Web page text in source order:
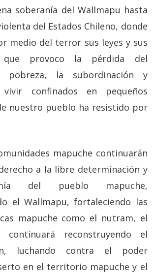
soberanía del Wallmapu hasta
del Estados Chileno, donde
medio del terror sus leyes y sus
provoco la pérdida del
la subordinación y
confinados en pequeños
nuestro pueblo ha resistido por
mapuche continuarán
a la libre determinación y
del pueblo mapuche,
el Wallmapu, fortaleciendo las
mapuche como el nutram, el
continuará reconstruyendo el
luchando contra el poder
en el territorio mapuche y el